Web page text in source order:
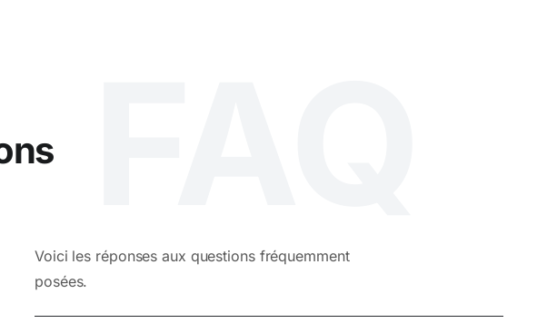
Voici les réponses aux questions fréquemment
posées.